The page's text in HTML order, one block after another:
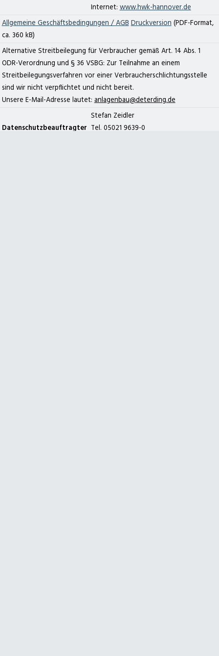
Internet: www.hwk-hannover.de
Allgemeine Geschäftsbedingungen / AGB Druckversion (PDF-Format,
ca. 360 kB)
Alternative Streitbeilegung für Verbraucher gemäß Art. 14 Abs. 1
ODR-Verordnung und § 36 VSBG: Zur Teilnahme an einem
Streitbeilegungsverfahren vor einer Verbraucherschlichtungsstelle
sind wir nicht verpflichtet und nicht bereit.
Unsere E-Mail-Adresse lautet:
@
Datenschutzbeauftragter
Stefan Zeidler
Tel. 05021 9639-0
zum Kärcher Center deterding+ gräpel
ImpressumDatenschutzerklärung